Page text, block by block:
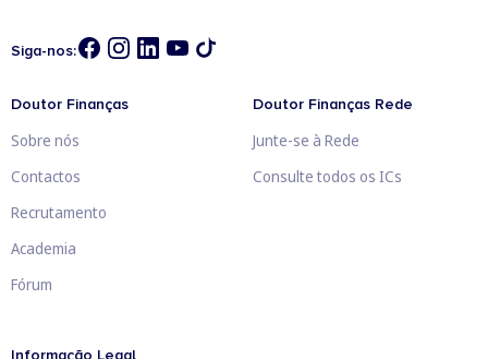
Siga-nos:
Doutor Finanças
Sobre nós
Contactos
Recrutamento
Academia
Fórum
Doutor Finanças Rede
Junte-se à Rede
Consulte todos os ICs